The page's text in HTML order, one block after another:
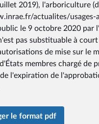
2019), l'arboriculture
actualites/usages-
le 9 octobre 2020 par
pas substituable à
de mise sur le
membres chargé de
l'expiration de
le format pdf